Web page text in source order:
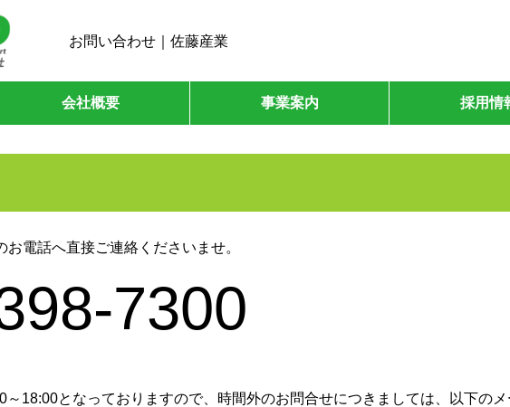
お問い合わせ｜佐藤産業
会社概要 事業案内 採用情
電話へ直接ご連絡くださいませ。
7300
～18:00となっておりますので、時間外のお問合せにつきましては、以下の